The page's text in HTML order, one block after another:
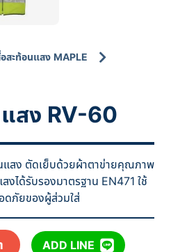
อสะท้อนแสง MAPLE
สง RV-60
แสง ตัดเย็บด้วยผ้าตาข่ายคุณภาพ
ได้รับรองมาตรฐาน EN471 ใช้
ดภัยของผู้ส่วมใส่
ADD LINE